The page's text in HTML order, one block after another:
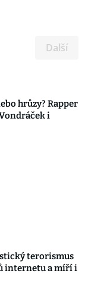
Další
hrůzy? Rapper
i
terorismus
internetu a míří i